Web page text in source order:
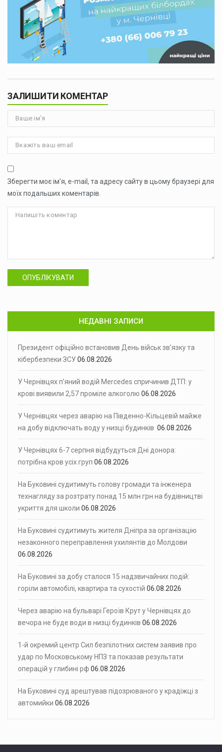
ЗАЛИШИТИ КОМЕНТАР
Зберегти моє ім'я, e-mail, та адресу сайту в цьому браузері для
моїх подальших коментарів.
ОПУБЛІКУВАТИ
НЕДАВНІ ЗАПИСИ
Президент офіційно встановив День військ зв’язку та
кібербезпеки ЗСУ06.08.2026
У Чернівцях п’яний водій Mercedes спричинив ДТП: у
крові виявили 2,57 проміле алкоголю 06.08.2026
У Чернівцях через аварію на Південно-Кільцевій майже
на добу відключать воду у низці будинків 06.08.2026
У Чернівцях 6-7 серпня відбудуться Дні донора:
потрібна кров усіх груп 06.08.2026
На Буковині судитимуть голову громади та інженера
технагляду за розтрату понад 15 млн грн на будівництві
укриття для школи 06.08.2026
На Буковині судитимуть жителя Дніпра за організацію
незаконного переправлення ухилянтів до Молдови
06.08.2026
На Буковині за добу сталося 15 надзвичайних подій:
горіли автомобілі, квартира та сухостій 06.08.2026
Через аварію на бульварі Героїв Крут у Чернівцях до
вечора не буде води в низці будинків 06.08.2026
1-й окремий центр Сил безпілотних систем заявив про
удар по Московському НПЗ та показав результати
операцій у глибині рф 06.08.2026
На Буковині суд арештував підозрюваного у крадіжці з
автомийки 06.08.2026